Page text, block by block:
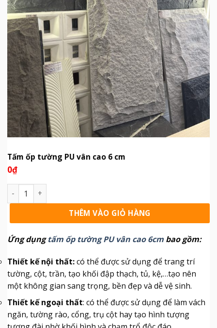
Tấm ốp tường PU vân cao 6 cm
0₫
Tấm ốp tường PU vân cao 6 cm số lượng
THÊM VÀO GIỎ HÀNG
Ứng dụngtấm ốp tường PU vân cao 6cm bao gồm:
Thiết kế nội thất:có thể được sử dụng để trang trí
tường, cột, trần, tạo khối đập thạch, tủ, kệ,…tạo nên
một không gian sang trọng, bền đẹp và dễ vệ sinh.
Thiết kế ngoại thất: có thể được sử dụng để làm vách
ngăn, tường rào, cổng, trụ cột hay tạo hình tượng